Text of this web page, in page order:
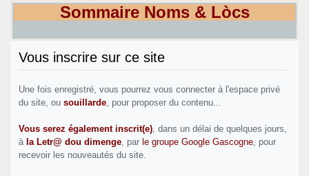
Sommaire Noms & Lòcs
Vous inscrire sur ce site
Une fois enregistré, vous pourrez vous connecter à l'espace privé
du site, ou souillarde , pour proposer du contenu...
Vous serez également inscrit(e), dans un délai de quelques jours,
à la Letr@ dou dimenge, par le groupe Google Gascogne, pour
recevoir les nouveautés du site.